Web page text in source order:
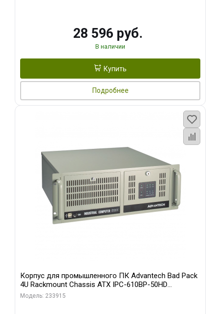
28 596 руб.
В наличии
Купить
Подробнее
Корпус для промышленного ПК Advantech Bad Pack
4U Rackmount Chassis ATX IPC-610BP-50HD
Advantech 15 слотов, отсеки 3x5.25", 1x3.5", 2xUSB,
Модель: 233915